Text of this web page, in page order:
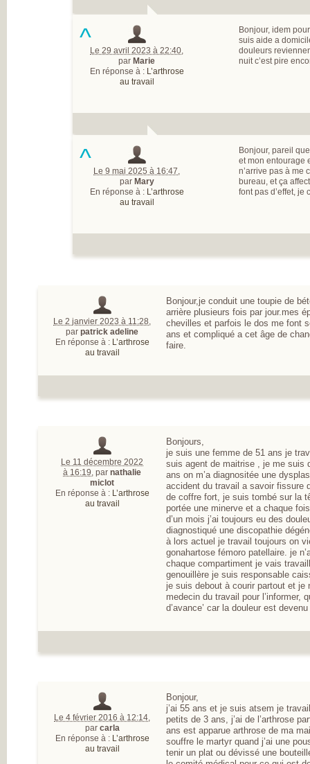
^Le 29 avril 2023 à 22:40
par Marie
En réponse à : L’arthrose
au travail
Bonjour, idem
suis aide a
douleurs
nuit c’est pire
^ Le 9 mai 2025 à 16:47
par Mary
En réponse à : L’arthrose
au travail
Bonjour, pareil
et mon entourage
n’arrive pas à me
bureau, et ça
font pas d’effet, je
Le 2 janvier 2023 à 11:28
par patrick adeline
En réponse à : L’arthrose
au travail
Bonjour,je conduit une toupie de
arrière plusieurs fois par jour.mes
chevilles et parfois le dos me font
ans et compliqué a cet âge de
faire.
Le 11 décembre 2022
à 16:19 par nathalie
miclot
En réponse à : L’arthrose
au travail
Bonjours,
je suis une femme de 51 ans je
suis agent de maitrise , je me suis
ans on m’a diagnositée une
accident du travail a savoir fissure
de coffre fort, je suis tombé sur la
portée une minerve et a chaque
d’un mois j’ai toujours eu des
diagnostiqué une discopathie
à lors actuel je travail toujours on
gonahartose fémoro patellaire. je
chaque compartiment je vais
genouillère je suis responsable
je suis debout à courir partout et
medecin du travail pour l’informer,
d’avance’ car la douleur est
Le 4 février 2016 à 12:14
par carla
En réponse à : L’arthrose
au travail
Bonjour,
j’ai 55 ans et je suis atsem je
petits de 3 ans, j’ai de l’arthrose
ans est apparue arthrose de ma
souffre le martyr quand j’ai une
tenir un plat ou dévissé une